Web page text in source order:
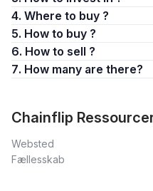
4. Where to buy ?
5. How to buy ?
6. How to sell ?
7. How many are there?
Chainflip
Websted
Fællesskab